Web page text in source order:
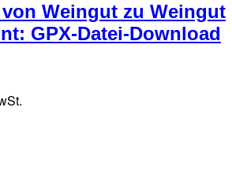
Weingut zu Weingut
GPX-Datei-Download